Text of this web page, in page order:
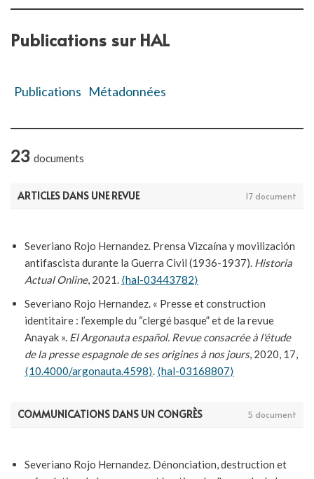
Publications sur HAL
Publications Métadonnées
23 documents
ARTICLES DANS UNE REVUE 17 document
Severiano Rojo Hernandez. Prensa Vizcaína y movilización
antifascista durante la Guerra Civil (1936-1937). Historia
Actual Online, 2021. ⟨hal-03443782⟩
Severiano Rojo Hernandez. « Presse et construction
identitaire : l’exemple du “clergé basque” et de la revue
Anayak ». El Argonauta español. Revue consacrée à l'étude
de la presse espagnole de ses origines à nos jours, 2020, 17,
⟨10.4000/argonauta.4598⟩. ⟨hal-03168807⟩
et franquisme ».Amnis - Revue de civilisation
numéro spécial. ⟨hal-03168811⟩
COMMUNICATIONS DANS UN CONGRÈS 5 document
Severiano Rojo Hernandez. Dénonciation, destruction et